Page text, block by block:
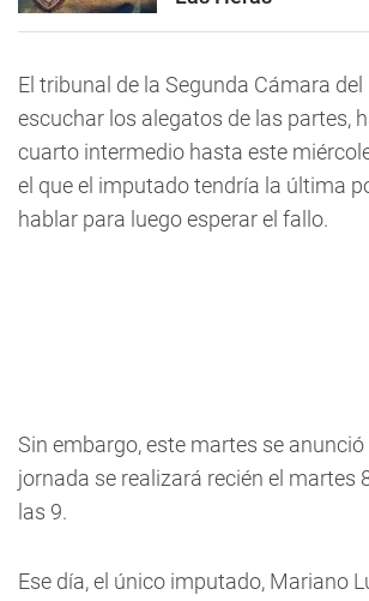
El tribunal de la Segunda Cámara
escuchar los alegatos de las partes,
cuarto intermedio hasta este
el que el imputado tendría la última
hablar para luego esperar el fallo.
Sin embargo, este martes se
jornada se realizará recién el martes
las 9.
Ese día, el único imputado, Mariano